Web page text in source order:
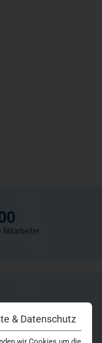
Mitarbeiter
& Datenschutz